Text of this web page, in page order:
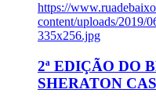
https://
content/uploads/2019/
335x256.jpg
2ª EDIÇÃO DO
SHERATON